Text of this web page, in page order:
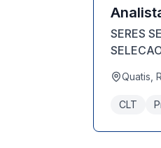
SERES
Quatis,
CLT